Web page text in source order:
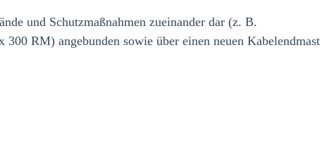
und Schutzmaßnahmen zueinander dar (z. B.
RM) angebunden sowie über einen neuen Kabelendmast